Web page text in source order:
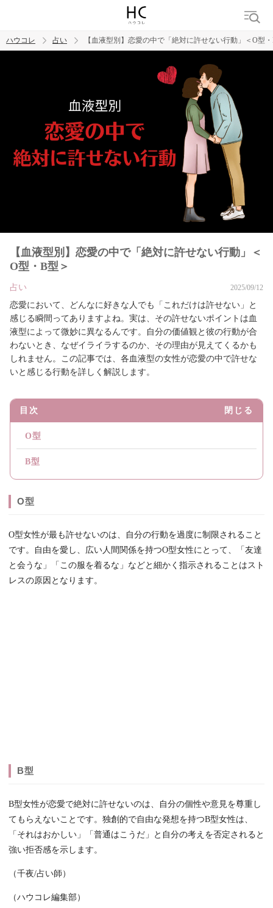
トレンド ワード
ハウコレ 占い 【血液型別】恋愛の中で「絶対に許せない行動」＜O型
【血液型別】恋愛の中で「絶対に許せない行動」＜
O型・B型＞
占い 2025/09/12
恋愛において、どんなに好きな人でも「これだけは許せない」と
感じる瞬間ってありますよね。実は、その許せないポイントは血
液型によって微妙に異なるんです。自分の価値観と彼の行動が合
わないとき、なぜイライラするのか、その理由が見えてくるかも
しれません。この記事では、各血液型の女性が恋愛の中で許せな
いと感じる行動を詳しく解説します。
目次 閉じる
O型
B型
O型
O型女性が最も許せないのは、自分の行動を過度に制限されること
です。自由を愛し、広い人間関係を持つO型女性にとって、「友達
と会うな」「この服を着るな」などと細かく指示されることはスト
レスの原因となります。
B型
B型女性が恋愛で絶対に許せないのは、自分の個性や意見を尊重し
てもらえないことです。独創的で自由な発想を持つB型女性は、
「それはおかしい」「普通はこうだ」と自分の考えを否定されると
強い拒否感を示します。
（千夜/占い師）
（ハウコレ編集部）